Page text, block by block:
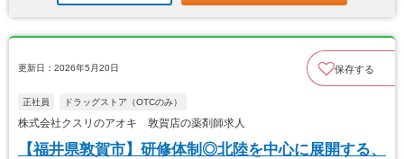
更新日：2026年5月20日 保存する
正社員 ドラッグストア（OTCのみ）
株式会社クスリのアオキ 敦賀店の薬剤師求人
【福井県敦賀市】研修体制◎北陸を中心に展開する、